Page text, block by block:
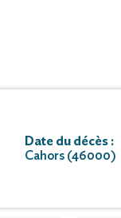
Date du décès :
Cahors (46000)